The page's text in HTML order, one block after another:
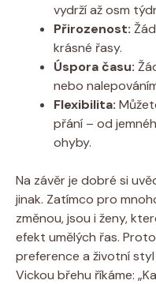
vydrží až osm
Přirozenost:
krásné řasy.
Úspora času:
nebo
Flexibilita:
přání – od
ohyby.
Na závěr je dobré si
jinak. Zatímco pro
změnou, jsou i ženy,
efekt umělých řas.
preference a životní
Vickou břehu říkáme: